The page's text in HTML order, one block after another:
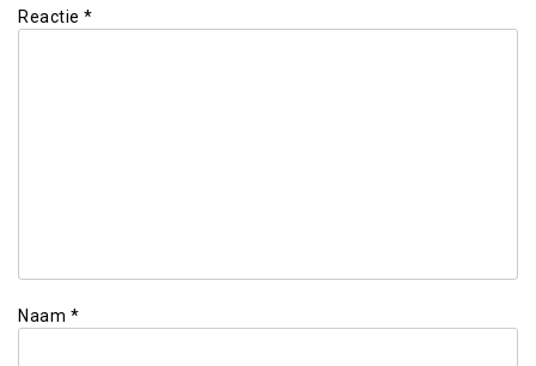
Reactie *
Naam *